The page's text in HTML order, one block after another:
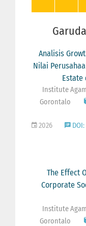
Garuda
Analisis
Nilai
Estate
Institute
Gorontalo
2026
The Effect
Corporate
Institute
Gorontalo